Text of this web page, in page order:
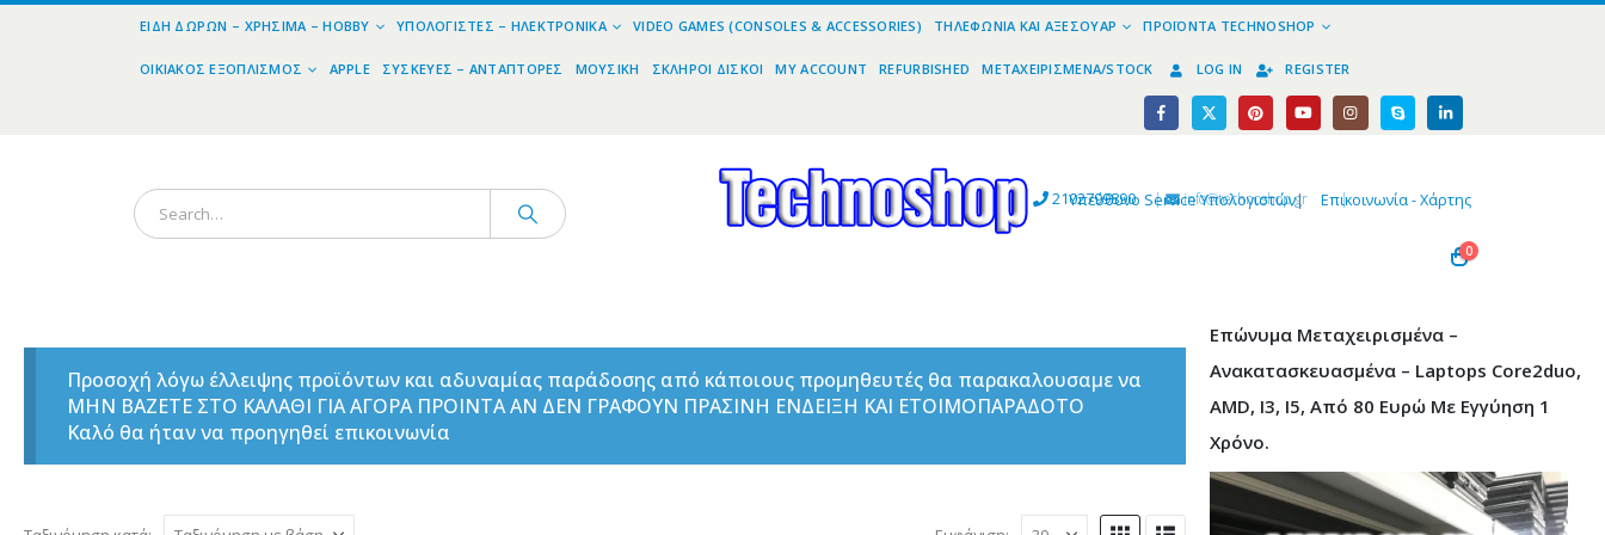
ΕΊΔΗ ΔΏΡΩΝ – ΧΡΉΣΙΜΑ – HOBBY ΥΠΟΛΟΓΙΣΤΈΣ – ΗΛΕΚΤΡΟΝΙΚΆ VIDEO GAMES (CONSOLES & ACCESSORIES) ΤΗΛΕΦΩΝΊΑ ΚΑΙ ΑΞΕΣΟΥΆΡ ΠΡΟΪΌΝΤΑ TECHNOSHOP
ΟΙΚΙΑΚΌΣ ΕΞΟΠΛΙΣΜΌΣ APPLE ΣΥΣΚΕΥΈΣ – ΑΝΤΆΠΤΟΡΕΣ ΜΟΥΣΙΚΉ ΣΚΛΗΡΟΊ ΔΊΣΚΟΙ MY ACCOUNT REFURBISHED ΜΕΤΑΧΕΙΡΙΣΜΈΝΑ/STOCK LOG IN REGISTER
2102799890 | info@technoshop,gr |
Υπεύθυνο Service Υπολογιστών| Επικοινωνία - Χάρτης
0
Προσοχή λόγω έλλειψης προϊόντων και αδυναμίας παράδοσης από κάποιους προμηθευτές θα παρακαλουσαμε να
ΜΗΝ ΒΑΖΕΤΕ ΣΤΟ ΚΑΛΑΘΙ ΓΙΑ ΑΓΟΡΑ ΠΡΟΙΝΤΑ ΑΝ ΔΕΝ ΓΡΑΦΟΥΝ ΠΡΑΣΙΝΗ ΕΝΔΕΙΞΗ ΚΑΙ ΕΤΟΙΜΟΠΑΡΑΔΟΤΟ
Καλό θα ήταν να προηγηθεί επικοινωνία
Επώνυμα Μεταχειρισμένα –
Ανακατασκευασμένα – Laptops Core2duo,
AMD, I3, I5, Από 80 Ευρώ Με Εγγύηση 1
Χρόνο.